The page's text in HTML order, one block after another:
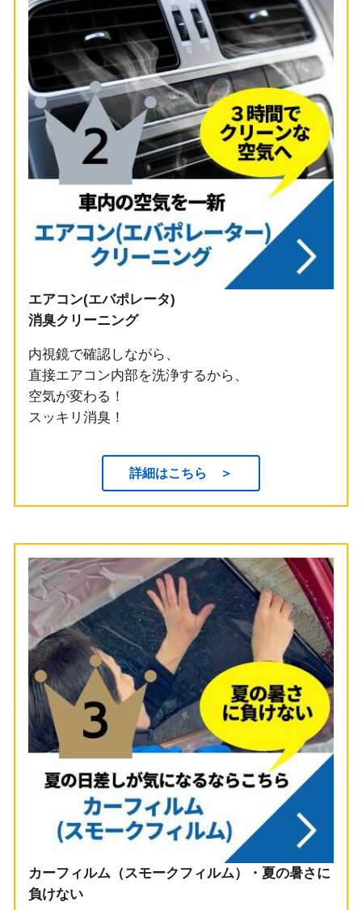
エアコン(エバポレータ)
消臭クリーニング
内視鏡で確認しながら、
直接エアコン内部を洗浄するから、
空気が変わる！
スッキリ消臭！
詳細はこちら ＞
カーフィルム（スモークフィルム）・夏の暑さに
負けない